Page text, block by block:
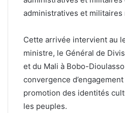
administratives et
‎Cette arrivée intervient au
ministre, le Général de
et du Mali à Bobo-
convergence
promotion des identités
les peuples.